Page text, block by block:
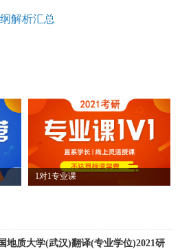
解析汇总
1对1专业课
地质大学(武汉)翻译(专业学位)2021研